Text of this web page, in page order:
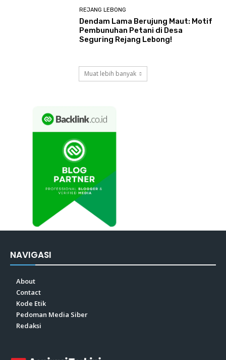
REJANG LEBONG
Dendam Lama Berujung Maut: Motif
Pembunuhan Petani di Desa
Seguring Rejang Lebong!
Muat lebih banyak
NAVIGASI
About
Contact
Kode Etik
Pedoman Media Siber
Redaksi